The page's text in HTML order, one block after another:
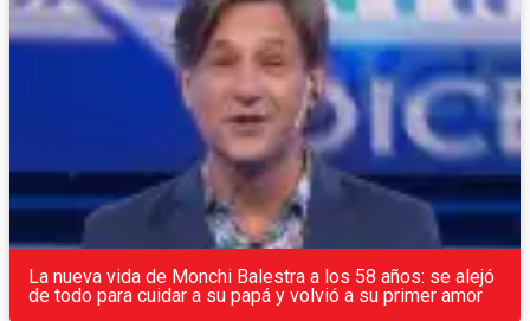
La nueva vida de Monchi Balestra a los 58 años: se alejó
de todo para cuidar a su papá y volvió a su primer amor